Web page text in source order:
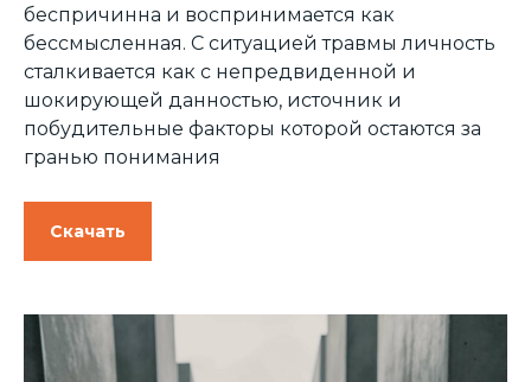
беспричинна и воспринимается как
бессмысленная. С ситуацией травмы личность
сталкивается как с непредвиденной и
шокирующей данностью, источник и
побудительные факторы которой остаются за
гранью понимания
Скачать